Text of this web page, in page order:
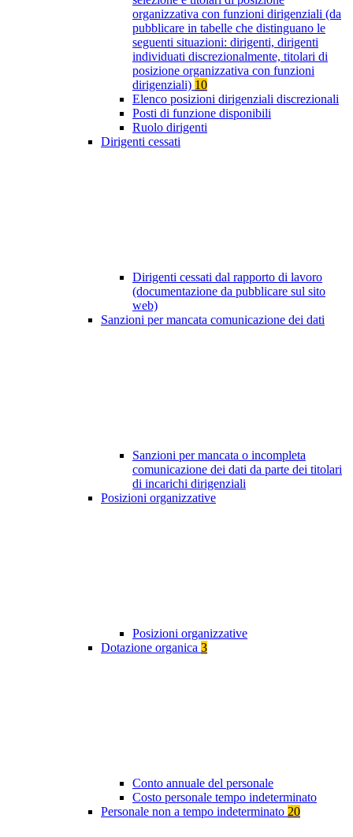
organizzativa con funzioni dirigenziali (da
pubblicare in tabelle che distinguano le
seguenti situazioni: dirigenti, dirigenti
individuati discrezionalmente, titolari di
posizione organizzativa con funzioni
dirigenziali) 10
Elenco posizioni dirigenziali discrezionali
Posti di funzione disponibili
Ruolo dirigenti
Dirigenti cessati
Dirigenti cessati dal rapporto di lavoro
(documentazione da pubblicare sul sito
web)
Sanzioni per mancata comunicazione dei dati
Sanzioni per mancata o incompleta
comunicazione dei dati da parte dei titolari
di incarichi dirigenziali
Posizioni organizzative
Posizioni organizzative
Dotazione organica 3
Conto annuale del personale
Costo personale tempo indeterminato
Personale non a tempo indeterminato 20